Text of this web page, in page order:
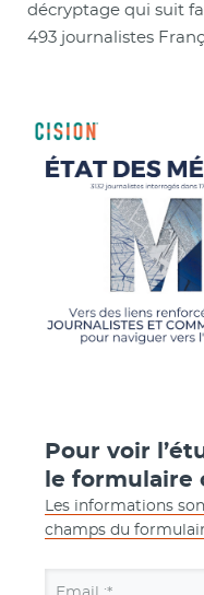
décryptage qui suit
493 journalistes
Pour voir
le formulaire
Les informations
champs du